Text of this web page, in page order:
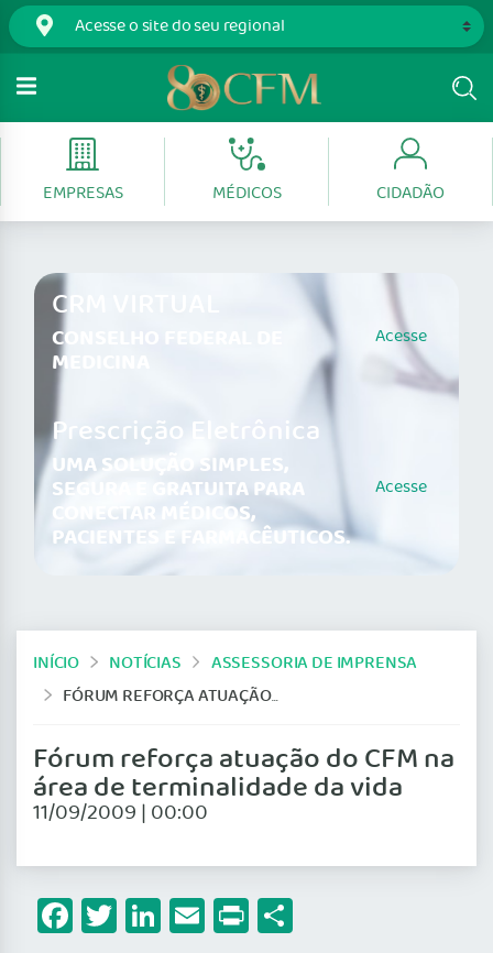
EMPRESAS MÉDICOS CIDADÃO
CRM VIRTUAL
CONSELHO FEDERAL DE
MEDICINA
Acesse
Prescrição Eletrônica
UMA SOLUÇÃO SIMPLES,
SEGURA E GRATUITA PARA
CONECTAR MÉDICOS,
PACIENTES E FARMACÊUTICOS.
Acesse
INÍCIO NOTÍCIAS
ASSESSORIA DE IMPRENSA
FÓRUM REFORÇA ATUAÇÃO DO CFM NA ÁREA DE TERMINALIDADE DA VIDA
Fórum reforça atuação do CFM na
área de terminalidade da vida
11/09/2009 | 00:00
Facebook
Twitter
LinkedIn
Email
Print